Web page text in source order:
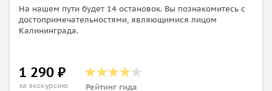
На нашем пути будет 14 остановок. Вы познакомитесь с
достопримечательностями, являющимися лицом
Калининграда.
1 290 ₽
за экскурсию Рейтинг гида